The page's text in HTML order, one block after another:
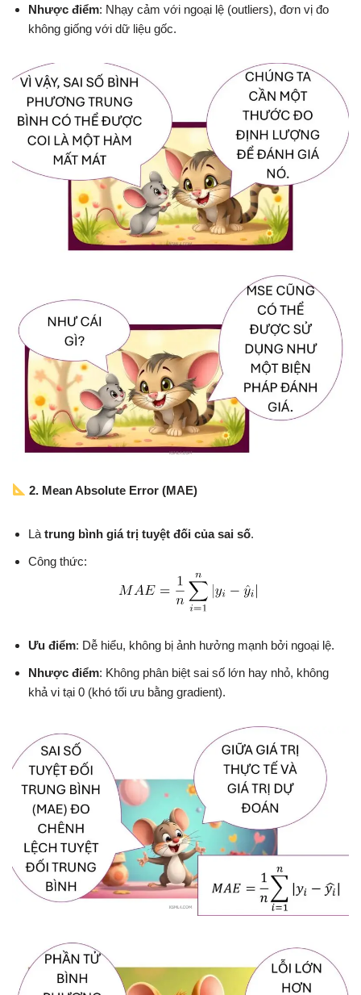
Nhược điểm: Nhạy cảm với ngoại lệ (outliers), đơn vị đo
không giống với dữ liệu gốc.
2. Mean Absolute Error (MAE)
Là trung bình giá trị tuyệt đối của sai số.
Công thức:
Ưu điểm: Dễ hiểu, không bị ảnh hưởng mạnh bởi ngoại lệ.
Nhược điểm: Không phân biệt sai số lớn hay nhỏ, không
khả vi tại 0 (khó tối ưu bằng gradient).